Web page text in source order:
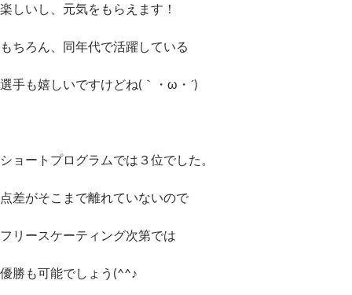
楽しいし、元気をもらえます！
もちろん、同年代で活躍している
選手も嬉しいですけどね(｀・ω・´)ゞ
ショートプログラムでは３位でした。
点差がそこまで離れていないので
フリースケーティング次第では
優勝も可能でしょう(^^♪